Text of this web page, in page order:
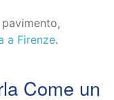
a Firenze.
Come un